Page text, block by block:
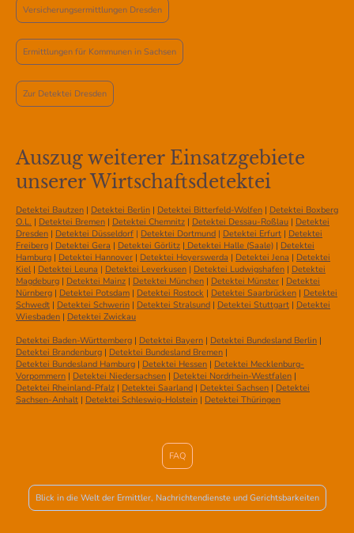
Versicherungsermittlungen Dresden
Ermittlungen für Kommunen in Sachsen
Zur Detektei Dresden
Auszug weiterer Einsatzgebiete
unserer Wirtschaftsdetektei
Detektei Bautzen | Detektei Berlin | Detektei Bitterfeld-Wolfen | Detektei Boxberg
O.L. | Detektei Bremen | Detektei Chemnitz | Detektei Dessau-Roßlau | Detektei
Dresden | Detektei Düsseldorf | Detektei Dortmund | Detektei Erfurt | Detektei
Freiberg | Detektei Gera | Detektei Görlitz | Detektei Halle (Saale) | Detektei
Hamburg | Detektei Hannover | Detektei Hoyerswerda | Detektei Jena | Detektei
Kiel | Detektei Leuna | Detektei Leverkusen | Detektei Ludwigshafen | Detektei
Magdeburg | Detektei Mainz | Detektei München | Detektei Münster | Detektei
Nürnberg | Detektei Potsdam | Detektei Rostock | Detektei Saarbrücken | Detektei
Schwedt | Detektei Schwerin | Detektei Stralsund | Detektei Stuttgart | Detektei
Wiesbaden | Detektei Zwickau
Detektei Baden-Württemberg | Detektei Bayern | Detektei Bundesland Berlin |
Detektei Brandenburg | Detektei Bundesland Bremen |
Detektei Bundesland Hamburg | Detektei Hessen | Detektei Mecklenburg-
Vorpommern | Detektei Niedersachsen | Detektei Nordrhein-Westfalen |
Detektei Rheinland-Pfalz | Detektei Saarland | Detektei Sachsen | Detektei
Sachsen-Anhalt | Detektei Schleswig-Holstein | Detektei Thüringen
FAQ
Blick in die Welt der Ermittler, Nachrichtendienste und Gerichtsbarkeiten